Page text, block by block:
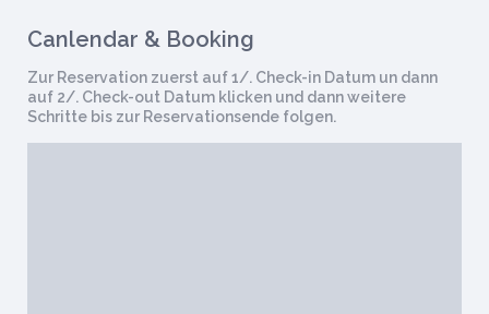
Canlendar & Booking
Zur Reservation zuerst auf 1/. Check-in Datum un dann
auf 2/. Check-out Datum klicken und dann weitere
Schritte bis zur Reservationsende folgen.